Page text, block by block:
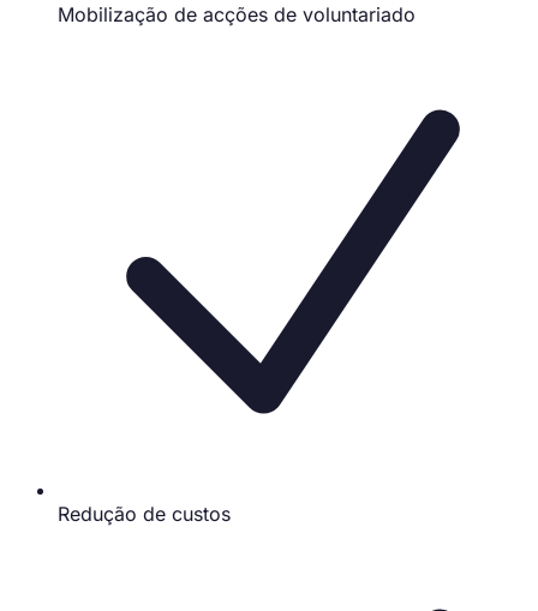
Mobilização de acções de voluntariado
Redução de custos